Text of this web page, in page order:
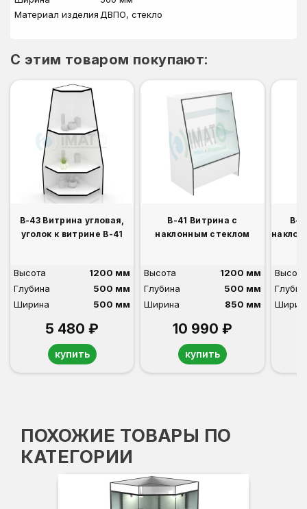
Материал изделия ДВПО, стекло
C этим товаром покупают:
В-43 Витрина угловая,
уголок к витрине В-41
Высота
1200 мм
Глубина
500 мм
Ширина
500 мм
5 480 ₽
купить
В-41 Витрина с
наклонным стеклом
Высота
1200 мм
Глубина
500 мм
Ширина
850 мм
10 990 ₽
купить
В-
Высота
ПОХОЖИЕ ТОВАРЫ ПО
КАТЕГОРИИ